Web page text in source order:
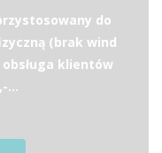
do
(brak wind
klientów
...